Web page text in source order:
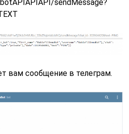
sendMessage?
вам сообщение в телеграм.